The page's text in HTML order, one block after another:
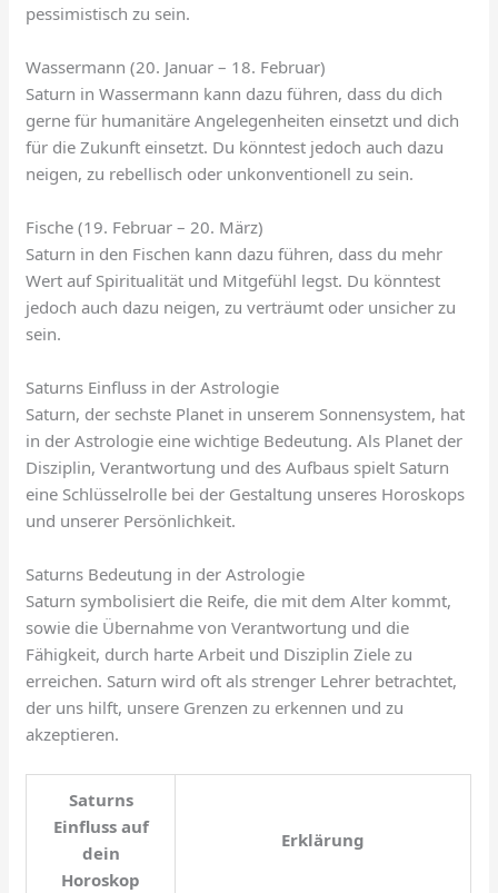
pessimistisch zu sein.
Wassermann (20. Januar – 18. Februar)
Saturn in Wassermann kann dazu führen, dass du dich
gerne für humanitäre Angelegenheiten einsetzt und dich
für die Zukunft einsetzt. Du könntest jedoch auch dazu
neigen, zu rebellisch oder unkonventionell zu sein.
Fische (19. Februar – 20. März)
Saturn in den Fischen kann dazu führen, dass du mehr
Wert auf Spiritualität und Mitgefühl legst. Du könntest
jedoch auch dazu neigen, zu verträumt oder unsicher zu
sein.
Saturns Einfluss in der Astrologie
Saturn, der sechste Planet in unserem Sonnensystem, hat
in der Astrologie eine wichtige Bedeutung. Als Planet der
Disziplin, Verantwortung und des Aufbaus spielt Saturn
eine Schlüsselrolle bei der Gestaltung unseres Horoskops
und unserer Persönlichkeit.
Saturns Bedeutung in der Astrologie
Saturn symbolisiert die Reife, die mit dem Alter kommt,
sowie die Übernahme von Verantwortung und die
Fähigkeit, durch harte Arbeit und Disziplin Ziele zu
erreichen. Saturn wird oft als strenger Lehrer betrachtet,
der uns hilft, unsere Grenzen zu erkennen und zu
akzeptieren.
Saturns
Einfluss auf
dein
Horoskop
Erklärung